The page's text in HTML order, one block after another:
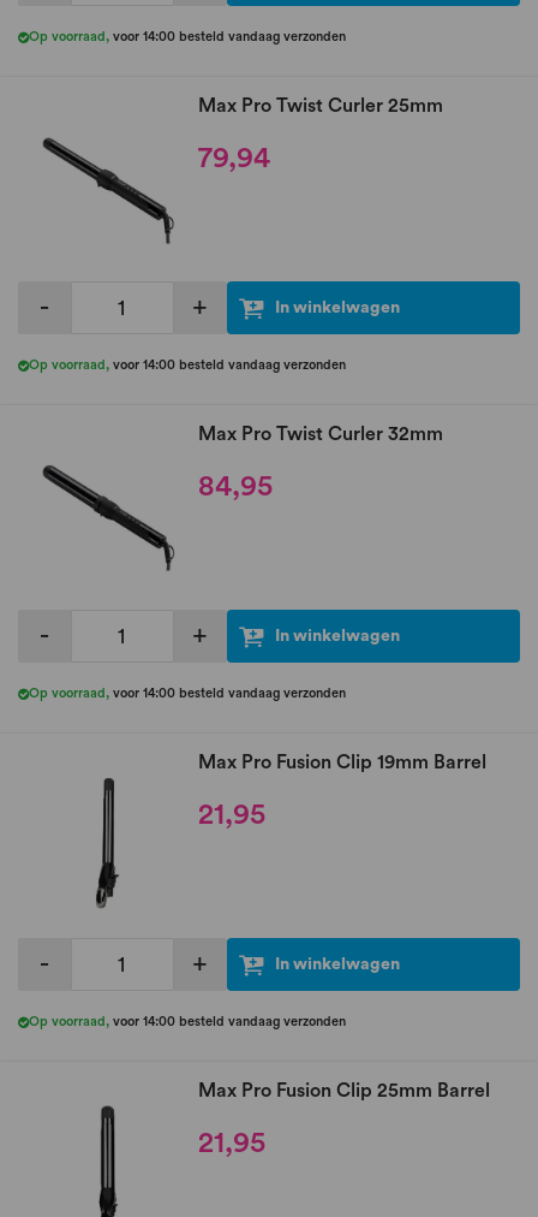
Op voorraad , voor 14:00 besteld vandaag verzonden
Max Pro Twist Curler 25mm
79,94
- + In winkelwagen
Op voorraad , voor 14:00 besteld vandaag verzonden
Max Pro Twist Curler 32mm
84,95
- + In winkelwagen
Op voorraad , voor 14:00 besteld vandaag verzonden
Max Pro Fusion Clip 19mm Barrel
21,95
- + In winkelwagen
Op voorraad , voor 14:00 besteld vandaag verzonden
Max Pro Fusion Clip 25mm Barrel
21,95